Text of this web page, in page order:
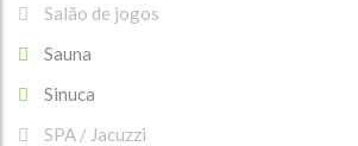
Salão de jogos
Sauna
Sinuca
SPA / Jacuzzi